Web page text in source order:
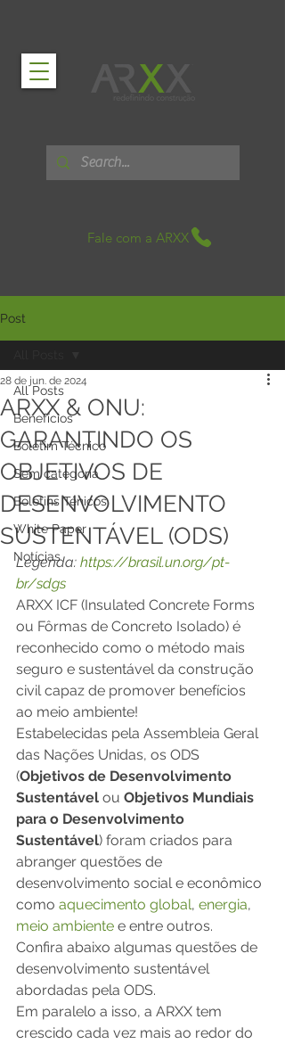
Fale com a ARXX
Post
All Posts
Benefícios
Boletim Técnico
Sem categoria
Boletins Ténicos
White Paper
Notícias
ARXX & ONU:
GARANTINDO OS
OBJETIVOS DE
DESENVOLVIMENTO
SUSTENTÁVEL (ODS)
28 de jun. de 2024
Legenda: https://brasil.un.org/pt-
br/sdgs
ARXX ICF (Insulated Concrete Forms
ou Fôrmas de Concreto Isolado) é
reconhecido como o método mais
seguro e sustentável da construção
civil capaz de promover benefícios
ao meio ambiente!
Estabelecidas pela Assembleia Geral
das Nações Unidas, os ODS
(Objetivos de Desenvolvimento
Sustentável ou Objetivos Mundiais
para o Desenvolvimento
Sustentável) foram criados para
abranger questões de
desenvolvimento social e econômico
como aquecimento global, energia,
meio ambiente e entre outros.
Confira abaixo algumas questões de
desenvolvimento sustentável
abordadas pela ODS.
Em paralelo a isso, a ARXX tem
crescido cada vez mais ao redor do